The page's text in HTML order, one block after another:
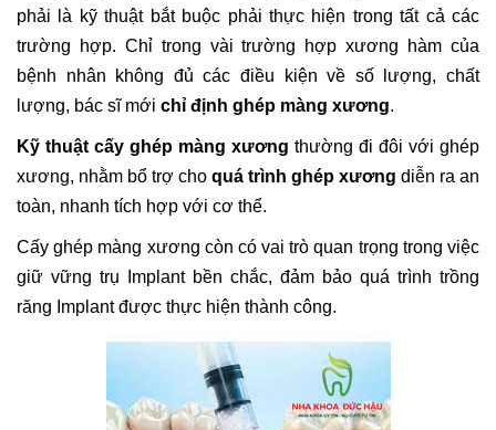
phải là kỹ thuật bắt buộc phải thực hiện trong tất cả các
trường hợp. Chỉ trong vài trường hợp xương hàm của
bệnh nhân không đủ các điều kiện về số lượng, chất
lượng, bác sĩ mới chỉ định ghép màng xương.
Kỹ thuật cấy ghép màng xương thường đi đôi với ghép
xương, nhằm bổ trợ cho quá trình ghép xương diễn ra an
toàn, nhanh tích hợp với cơ thể.
Cấy ghép màng xương còn có vai trò quan trọng trong việc
giữ vững trụ Implant bền chắc, đảm bảo quá trình trồng
răng Implant được thực hiện thành công.